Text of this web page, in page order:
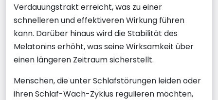
Verdauungstrakt erreicht, was zu einer
schnelleren und effektiveren Wirkung führen
kann. Darüber hinaus wird die Stabilität des
Melatonins erhöht, was seine Wirksamkeit über
einen längeren Zeitraum sicherstellt.
Menschen, die unter Schlafstörungen leiden oder
ihren Schlaf-Wach-Zyklus regulieren möchten,